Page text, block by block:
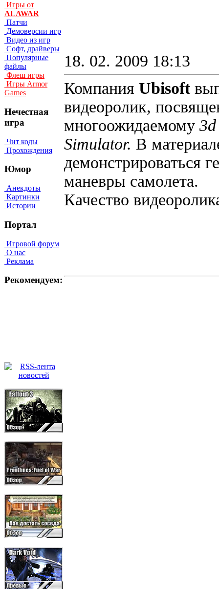
Игры от
ALAWAR
Патчи
Демоверсии игр
Видео из игр
Софт, драйверы
Популярные
файлы
Флеш игры
Игры Armor
Games
Нечестная
игра
Чит коды
Прохождения
Юмор
Анекдоты
Картинки
Истории
Портал
Игровой форум
О нас
Реклама
Рекомендуем:
18. 02. 2009 18:13
Компания Ubisoft
видеоролик,
многоожидаемому
Simulator. В
демонстрироваться
маневры самолета.
Качество